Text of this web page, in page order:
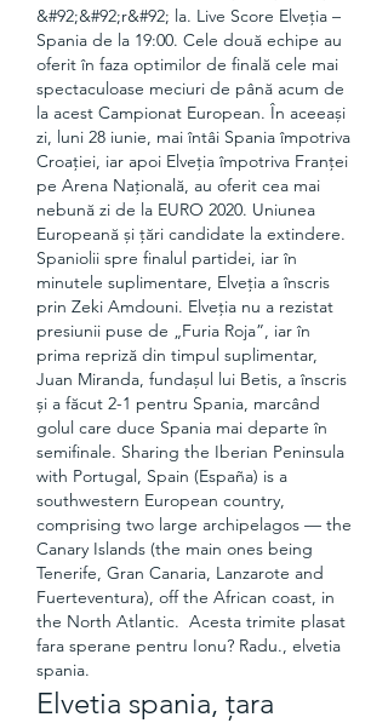
&#92;&#92;r&#92; la. Live Score Elveția –
Spania de la 19:00. Cele două echipe au
oferit în faza optimilor de finală cele mai
spectaculoase meciuri de până acum de
la acest Campionat European. În aceeași
zi, luni 28 iunie, mai întâi Spania împotriva
Croației, iar apoi Elveția împotriva Franței
pe Arena Națională, au oferit cea mai
nebună zi de la EURO 2020. Uniunea
Europeană și țări candidate la extindere.
Spaniolii spre finalul partidei, iar în
minutele suplimentare, Elveția a înscris
prin Zeki Amdouni. Elveția nu a rezistat
presiunii puse de „Furia Roja”, iar în
prima repriză din timpul suplimentar,
Juan Miranda, fundașul lui Betis, a înscris
și a făcut 2-1 pentru Spania, marcând
golul care duce Spania mai departe în
semifinale. Sharing the Iberian Peninsula
with Portugal, Spain (España) is a
southwestern European country,
comprising two large archipelagos — the
Canary Islands (the main ones being
Tenerife, Gran Canaria, Lanzarote and
Fuerteventura), off the African coast, in
the North Atlantic.  Acesta trimite plasat
fara sperane pentru Ionu? Radu., elvetia
spania.
Elvetia spania, țara